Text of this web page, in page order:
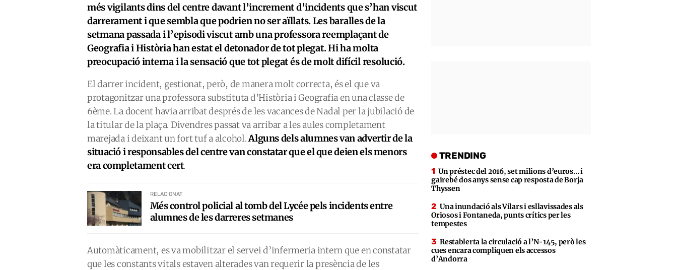
més vigilants dins del centre davant l’increment d’incidents que s’han viscut
darrerament i que sembla que podrien no ser aïllats. Les baralles de la
setmana passada i l’episodi viscut amb una professora reemplaçant de
Geografia i Història han estat el detonador de tot plegat. Hi ha molta
preocupació interna i la sensació que tot plegat és de molt difícil resolució.
El darrer incident, gestionat, però, de manera molt correcta, és el que va
protagonitzar una professora substituta d’Història i Geografia en una classe de
6ème. La docent havia arribat després de les vacances de Nadal per la jubilació de
la titular de la plaça. Divendres passat va arribar a les aules completament
marejada i deixant un fort tuf a alcohol.Alguns dels alumnes van advertir de la
situació i responsables del centre van constatar que el que deien els menors
era completament cert.
RELACIONAT
Més control policial al tomb del Lycée pels incidents entre
alumnes de les darreres setmanes
Automàticament, es va mobilitzar el servei d’infermeria intern que en constatar
que les constants vitals estaven alterades van requerir la presència de les
TRENDING
Un préstec del 2016, set milions d’euros… i
gairebé dos anys sense cap resposta de Borja
Thyssen
Una inundació als Vilars i esllavissades als
Oriosos i Fontaneda, punts crítics per les
tempestes
Restablerta la circulació a l’N-145, però les
cues encara compliquen els accessos
d’Andorra